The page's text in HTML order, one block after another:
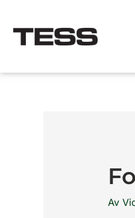
rett
Av